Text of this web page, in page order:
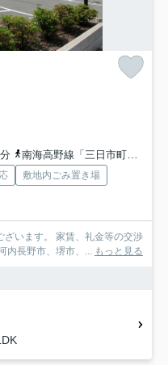
南海高野線「三日市町」駅 徒歩34分
敷地内ごみ置き場
ざいます。 家賃、礼金等の交渉
内長野市、堺市、...
もっと見る